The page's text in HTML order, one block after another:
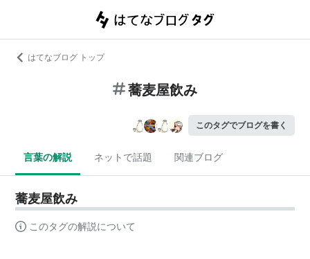
はてなブログ トップ
蕎麦屋飲み
このタグでブログを書く
言葉の解説 ネットで話題 関連ブログ
蕎麦屋飲み
このタグの解説について